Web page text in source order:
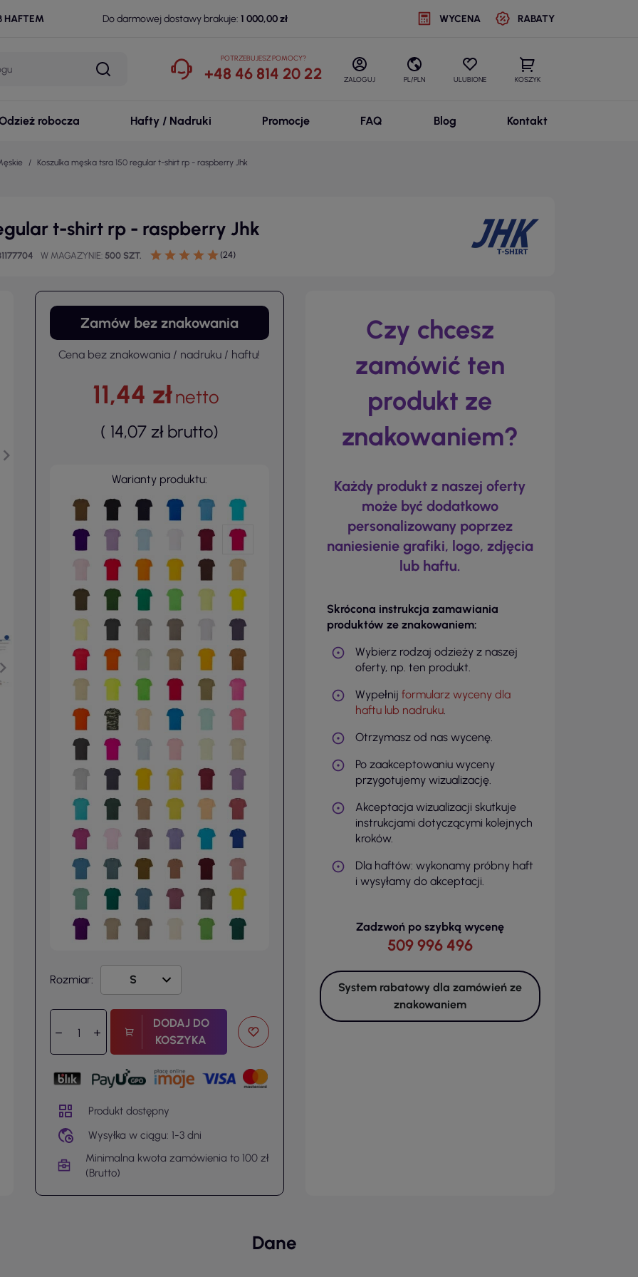
HAFTEM Do darmowej dostawy brakuje: 1 000,00 zł WYCENA RABATY
POTRZEBUJESZ POMOCY?
+48 46 814 20 22 ZALOGUJ PL/PLN ULUBIONE KOSZYK
robocza Hafty / Nadruki Promocje FAQ Blog Kontakt
Koszulka męska tsra 150 regular t-shirt rp - raspberry Jhk
t-shirt rp - raspberry Jhk
W MAGAZYNIE 500 SZT. (24)
Zamów bez znakowania
Cena bez znakowania / nadruku / haftu!
11,44 złnetto
( 14,07 zł brutto)
Warianty produktu:
Rozmiar:
DODAJ DO
KOSZYKA
Produkt dostępny
Wysyłka w ciągu: 1-3 dni
Minimalna kwota zamówienia to 100 zł
(Brutto)
Czy chcesz
zamówić ten
produkt ze
znakowaniem?
Każdy produkt z naszej oferty
może być dodatkowo
personalizowany poprzez
naniesienie grafiki, logo, zdjęcia
lub haftu.
Skrócona instrukcja zamawiania
produktów ze znakowaniem:
Wybierz rodzaj odzieży z naszej
oferty, np. ten produkt.
Wypełnij formularz wyceny dla
haftu lub nadruku.
Otrzymasz od nas wycenę.
Po zaakceptowaniu wyceny
przygotujemy wizualizację.
Akceptacja wizualizacji skutkuje
instrukcjami dotyczącymi kolejnych
kroków.
Dla haftów: wykonamy próbny haft
i wysyłamy do akceptacji.
Zadzwoń po szybką wycenę
509 996 496
System rabatowy dla zamówień ze
znakowaniem
Dane